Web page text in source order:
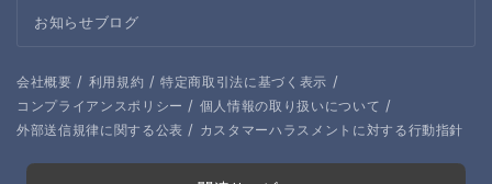
お知らせブログ
会社概要 / 利用規約 / 特定商取引法に基づく表示 /
コンプライアンスポリシー / 個人情報の取り扱いについて /
外部送信規律に関する公表 / カスタマーハラスメントに対する行動指針